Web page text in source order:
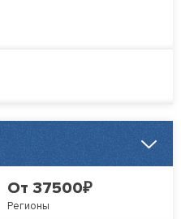
От 37500₽
Регионы